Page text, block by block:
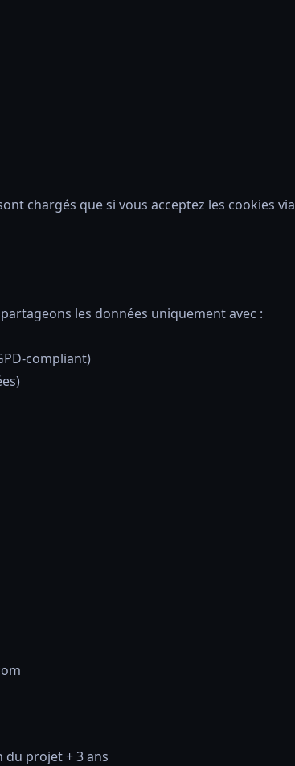
chargés que si vous acceptez les cookies via
les données uniquement avec :
compliant)
du projet + 3 ans